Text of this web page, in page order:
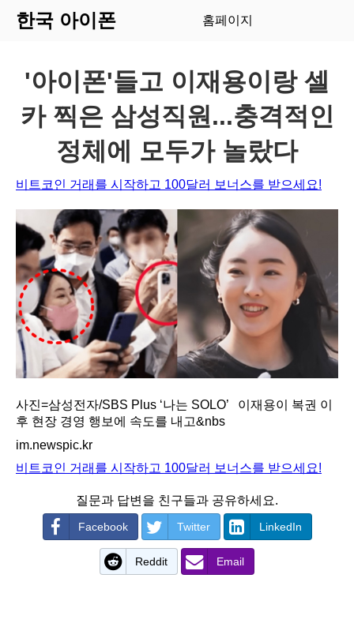
한국 아이폰 홈페이지
'아이폰'들고 이재용이랑 셀
카 찍은 삼성직원...충격적인
정체에 모두가 놀랐다
비트코인 거래를 시작하고 100달러 보너스를 받으세요!
사진=삼성전자/SBS Plus ‘나는 SOLO’ 이재용이 복권 이
후 현장 경영 행보에 속도를 내고&nbs
im.newspic.kr
비트코인 거래를 시작하고 100달러 보너스를 받으세요!
질문과 답변을 친구들과 공유하세요.
Facebook Twitter LinkedIn
Reddit Email